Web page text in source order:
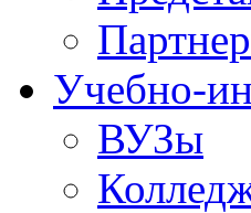
Учебно-
ВУЗы